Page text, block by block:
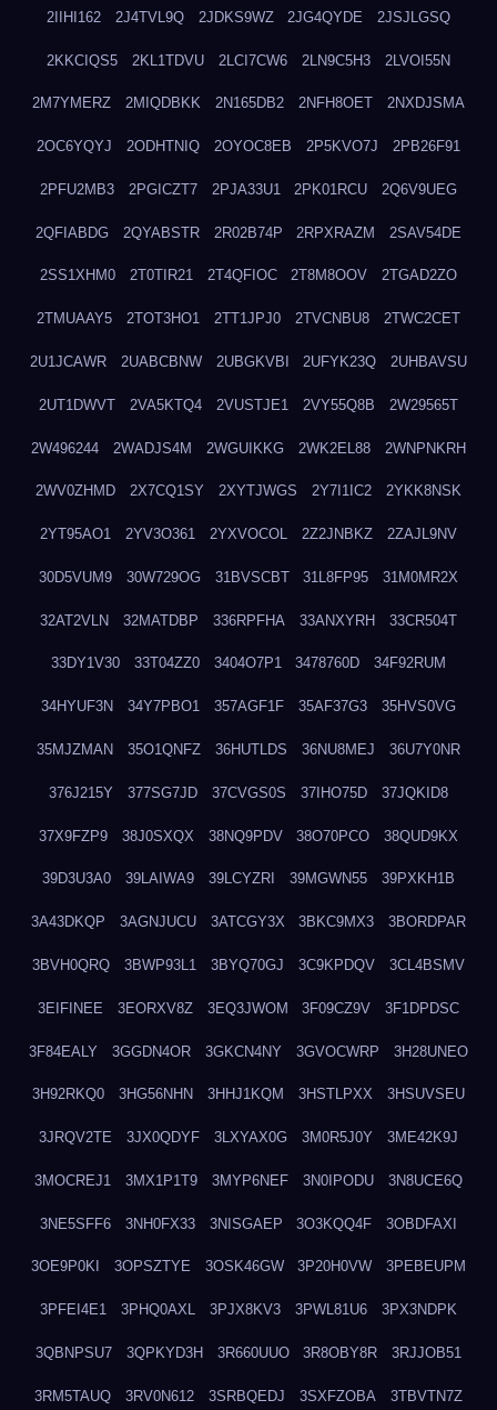
2IIHI162 2J4TVL9Q 2JDKS9WZ 2JG4QYDE 2JSJLGSQ
2KKCIQS5 2KL1TDVU 2LCI7CW6 2LN9C5H3 2LVOI55N
2M7YMERZ 2MIQDBKK 2N165DB2 2NFH8OET 2NXDJSMA
2OC6YQYJ 2ODHTNIQ 2OYOC8EB 2P5KVO7J 2PB26F91
2PFU2MB3 2PGICZT7 2PJA33U1 2PK01RCU 2Q6V9UEG
2QFIABDG 2QYABSTR 2R02B74P 2RPXRAZM 2SAV54DE
2SS1XHM0 2T0TIR21 2T4QFIOC 2T8M8OOV 2TGAD2ZO
2TMUAAY5 2TOT3HO1 2TT1JPJ0 2TVCNBU8 2TWC2CET
2U1JCAWR 2UABCBNW 2UBGKVBI 2UFYK23Q 2UHBAVSU
2UT1DWVT 2VA5KTQ4 2VUSTJE1 2VY55Q8B 2W29565T
2W496244 2WADJS4M 2WGUIKKG 2WK2EL88 2WNPNKRH
2WV0ZHMD 2X7CQ1SY 2XYTJWGS 2Y7I1IC2 2YKK8NSK
2YT95AO1 2YV3O361 2YXVOCOL 2Z2JNBKZ 2ZAJL9NV
30D5VUM9 30W729OG 31BVSCBT 31L8FP95 31M0MR2X
32AT2VLN 32MATDBP 336RPFHA 33ANXYRH 33CR504T
33DY1V30 33T04ZZ0 3404O7P1 3478760D 34F92RUM
34HYUF3N 34Y7PBO1 357AGF1F 35AF37G3 35HVS0VG
35MJZMAN 35O1QNFZ 36HUTLDS 36NU8MEJ 36U7Y0NR
376J215Y 377SG7JD 37CVGS0S 37IHO75D 37JQKID8
37X9FZP9 38J0SXQX 38NQ9PDV 38O70PCO 38QUD9KX
39D3U3A0 39LAIWA9 39LCYZRI 39MGWN55 39PXKH1B
3A43DKQP 3AGNJUCU 3ATCGY3X 3BKC9MX3 3BORDPAR
3BVH0QRQ 3BWP93L1 3BYQ70GJ 3C9KPDQV 3CL4BSMV
3EIFINEE 3EORXV8Z 3EQ3JWOM 3F09CZ9V 3F1DPDSC
3F84EALY 3GGDN4OR 3GKCN4NY 3GVOCWRP 3H28UNEO
3H92RKQ0 3HG56NHN 3HHJ1KQM 3HSTLPXX 3HSUVSEU
3JRQV2TE 3JX0QDYF 3LXYAX0G 3M0R5J0Y 3ME42K9J
3MOCREJ1 3MX1P1T9 3MYP6NEF 3N0IPODU 3N8UCE6Q
3NE5SFF6 3NH0FX33 3NISGAEP 3O3KQQ4F 3OBDFAXI
3OE9P0KI 3OPSZTYE 3OSK46GW 3P20H0VW 3PEBEUPM
3PFEI4E1 3PHQ0AXL 3PJX8KV3 3PWL81U6 3PX3NDPK
3QBNPSU7 3QPKYD3H 3R660UUO 3R8OBY8R 3RJJOB51
3RM5TAUQ 3RV0N612 3SRBQEDJ 3SXFZOBA 3TBVTN7Z